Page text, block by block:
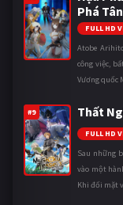
Phá
FULL HD
Atobe
công việc,
Vương quốc
#9 Thất
FULL HD
Sau những
vào một
Khi đối mặt